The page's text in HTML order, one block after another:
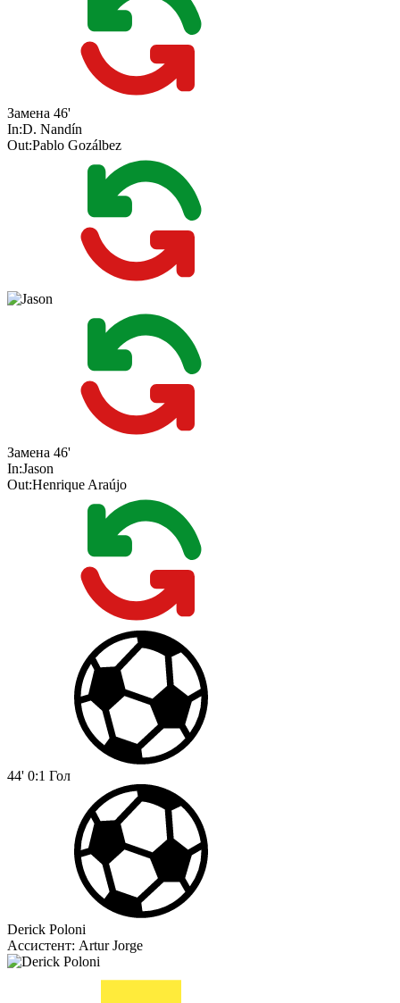
Замена 46'
In:D. Nandín
Out:Pablo Gozálbez
Замена 46'
In:Jason
Out:Henrique Araújo
44' 0:1 Гол
Derick Poloni
Ассистент: Artur Jorge